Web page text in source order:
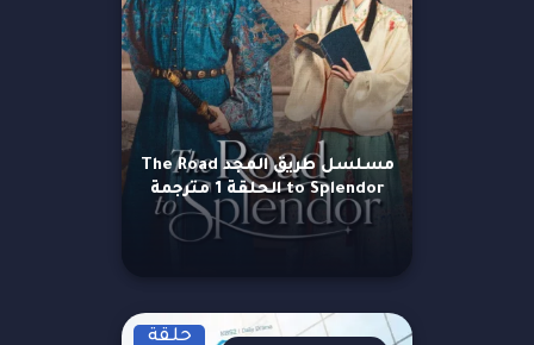
مسلسل طريق المجد The Road
to Splendor الحلقة 1 مترجمة
حلقة